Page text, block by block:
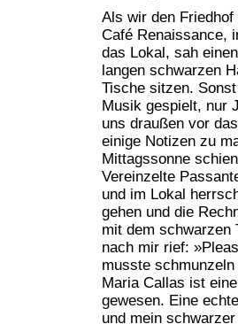
Als wir den
Café Renaissance,
das Lokal, sah
langen schwarzen
Tische sitzen.
Musik gespielt, nur
uns draußen vor
einige Notizen zu
Mittagssonne
Vereinzelte
und im Lokal
gehen und die
mit dem schwarzen
nach mir rief:
musste
Maria Callas ist
gewesen. Eine
und mein